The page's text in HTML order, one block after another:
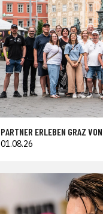
PARTNER ERLEBEN GRAZ
01.08.26